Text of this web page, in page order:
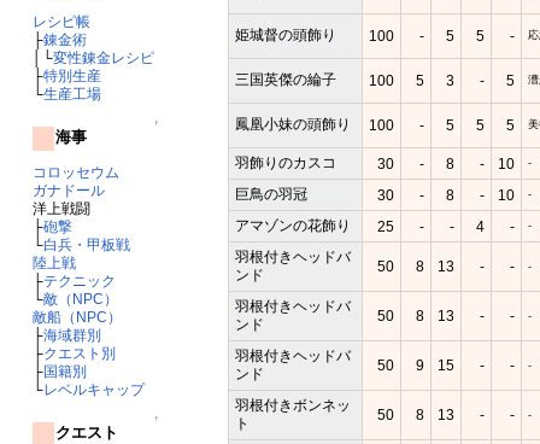
レシピ帳
├錬金術
│└変性錬金レシピ
├特別生産
└生産工場
↑
海事
コロッセウム
ガナドール
洋上戦闘
├砲撃
└白兵・甲板戦
陸上戦
├テクニック
└敵（NPC）
敵船（NPC）
├海域群別
├クエスト別
├国籍別
└レベルキャップ
↑
クエスト
姫城督の頭飾り 100 - 5 5 -
三国英傑の綸子 100 5 3 - 5
鳳凰小妹の頭飾り 100 - 5 5 5
羽飾りのカスコ 30 - 8 - 10 -
巨鳥の羽冠 30 - 8 - 10 -
アマゾンの花飾り 25 - - 4 - -
羽根付きヘッドバ
ンド
50 8 13 - - -
羽根付きヘッドバ
ンド
50 8 13 - - -
羽根付きヘッドバ
ンド
50 9 15 - - -
羽根付きボンネッ
ト
50 8 13 - - -